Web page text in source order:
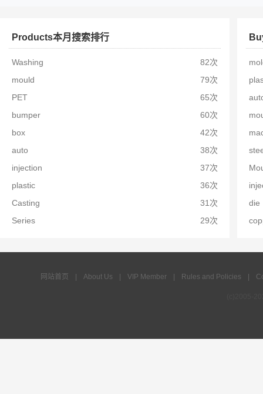
Products本月搜索排行
82次
Washing
79次
mould
65次
PET
60次
bumper
42次
box
38次
auto
37次
injection
36次
plastic
31次
Casting
29次
Series
die
网站首页 About Us VIP Member Rules and Policies